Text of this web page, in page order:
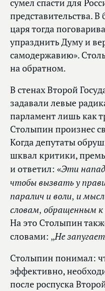
сумел спасти для
представительства.
царя тогда
упразднить Думу и
самодержавию».
на обратном.
В стенах Второй
задавали левые
парламент лишь как
Столыпин произнес
Когда депутаты
шквал критики,
и ответил: «Эти
чтобы вызвать у
паралич и воли, и
словам, обращенным к
На это Столыпин
словами: „Не
Столыпин понимал:
эффективно,
после роспуска